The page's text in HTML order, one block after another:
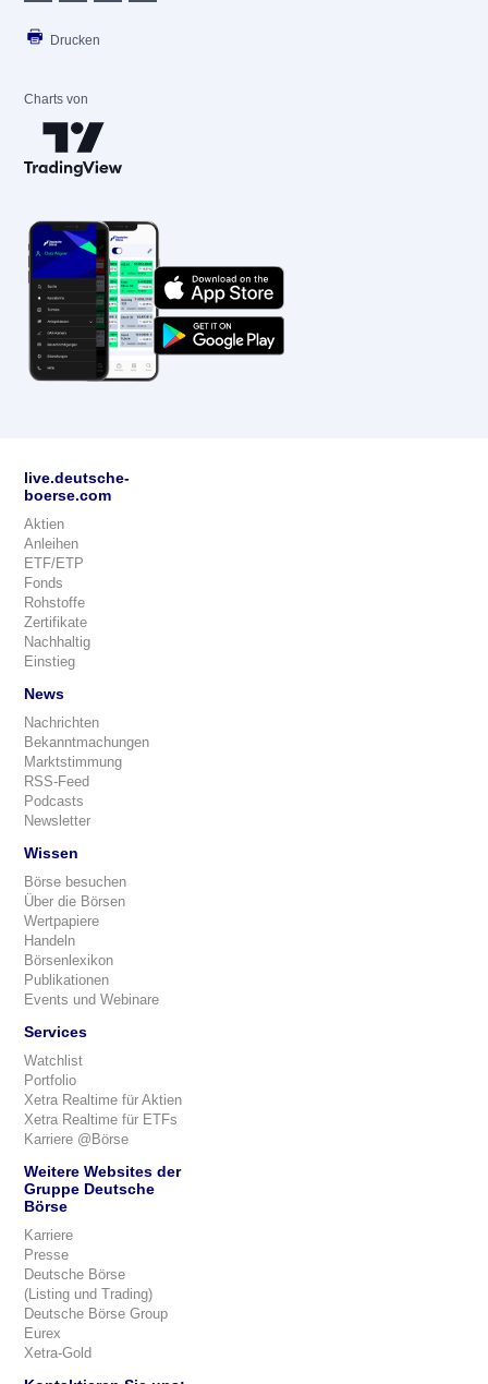
Drucken
Charts von
live.deutsche-
boerse.com
Aktien
Anleihen
ETF/ETP
Fonds
Rohstoffe
Zertifikate
Nachhaltig
Einstieg
News
Nachrichten
Bekanntmachungen
Marktstimmung
RSS-Feed
Podcasts
Newsletter
Wissen
Börse besuchen
Über die Börsen
Wertpapiere
Handeln
Börsenlexikon
Publikationen
Events und Webinare
Services
Watchlist
Portfolio
Xetra Realtime für Aktien
Xetra Realtime für ETFs
Karriere @Börse
Weitere Websites der
Gruppe Deutsche
Börse
Karriere
Presse
Deutsche Börse
(Listing und Trading)
Deutsche Börse Group
Eurex
Xetra-Gold